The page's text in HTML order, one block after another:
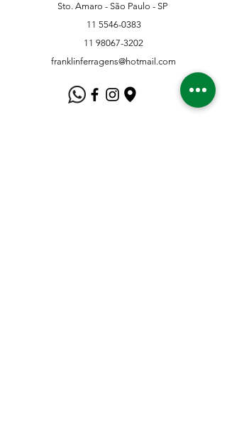
Sto. Amaro - São Paulo - SP
11 5546-0383
11 98067-3202
franklinferragens@hotmail.com